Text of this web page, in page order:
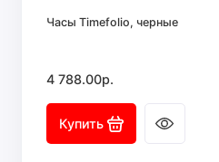
Часы Timefolio, черные
4 788.00р.
Купить